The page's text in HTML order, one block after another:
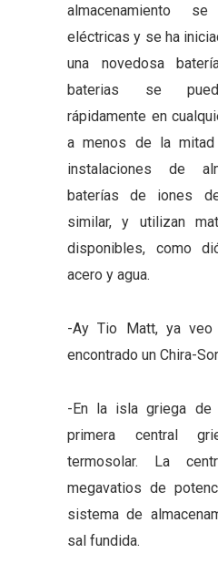
almacenamiento
eléctricas y se ha
una novedosa
baterias se
rápidamente en
a menos de la
instalaciones de
baterías de iones
similar, y utilizan
disponibles, como
acero y agua.
-Ay Tio Matt, ya veo
encontrado un Chira-
-En la isla griega de
primera central
termosolar. La
megavatios de
sistema de
sal fundida.